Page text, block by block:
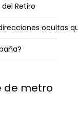
Retiro
ocultas
de metro